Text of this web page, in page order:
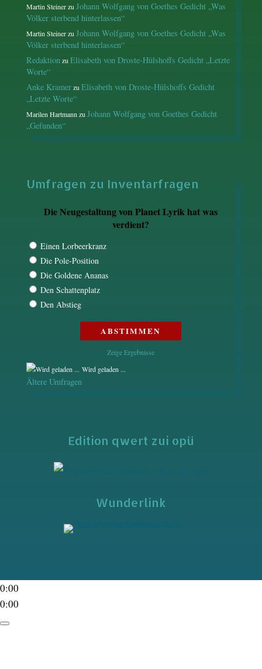
Martin Steinerzu Johann Wolfgang von Goethes Gedicht „Was
Völker sterbend hinterlassen“
Martin Steinerzu Johann Wolfgang von Goethes Gedicht „Was
Völker sterbend hinterlassen“
Redaktion zu Elisabeth von Droste-Hülshoffs Gedicht „Letzte
Worte“
Anke Kramerzu Elisabeth von Droste-Hülshoffs Gedicht
„Letzte Worte“
Marilen Hartmann zu Johann Wolfgang von Goethes Gedicht
„Gefunden“
Umfragen zu Inventarfragen
Die Neugestaltung von Planet Lyrik hat was
verdient?
Einen Lorbeerkranz
Die Pole-Position
Die Goldene Ananas
Den Schattenplatz
Den Abstieg
Zeige Ergebnisse
Wird geladen ...
Ältere Umfragen
Edition qwert zui opü
Wunderlink
0:00
0:00